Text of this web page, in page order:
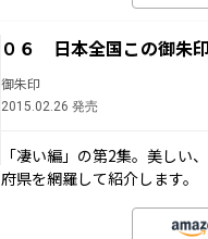
０６ 日本全国この御朱
御朱印
2015.02.26 発売
「凄い編」の第2集。美しい
府県を網羅して紹介します。